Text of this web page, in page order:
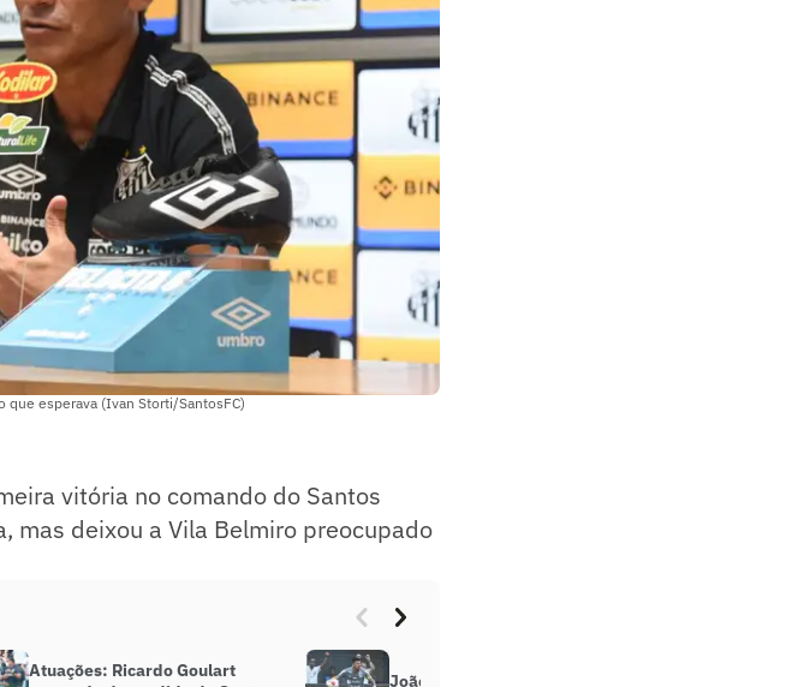
que esperava (Ivan Storti/SantosFC)
vitória no comando do Santos
mas deixou a Vila Belmiro preocupado
Atuações: Ricardo Goulart
João Paulo cobra diretoria após